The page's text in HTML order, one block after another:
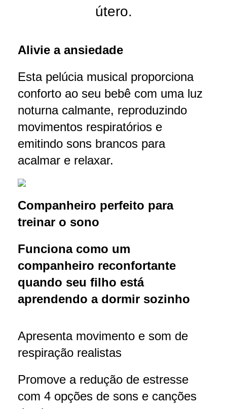
útero.
Alivie a ansiedade
Esta pelúcia musical proporciona
conforto ao seu bebê com uma luz
noturna calmante, reproduzindo
movimentos respiratórios e
emitindo sons brancos para
acalmar e relaxar.
Companheiro perfeito para
treinar o sono
Funciona como um
companheiro reconfortante
quando seu filho está
aprendendo a dormir sozinho
Apresenta movimento e som de
respiração realistas
Promove a redução de estresse
com 4 opções de sons e canções